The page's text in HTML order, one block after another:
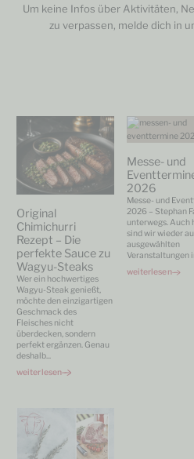
Um keine Infos über Aktivitäten,
zu verpassen, melde dich in
Original
Chimichurri
Rezept – Die
perfekte Sauce zu
Wagyu-Steaks
Wer ein hochwertiges
Wagyu-Steak genießt,
möchte den einzigartigen
Geschmack des
Fleisches nicht
überdecken, sondern
perfekt ergänzen. Genau
deshalb...
weiterlesen
Messe- und
2026
Messe- und
2026 – Stephan
unterwegs. Auch
sind wir wieder
ausgewählten
Veranstaltungen
weiterlesen